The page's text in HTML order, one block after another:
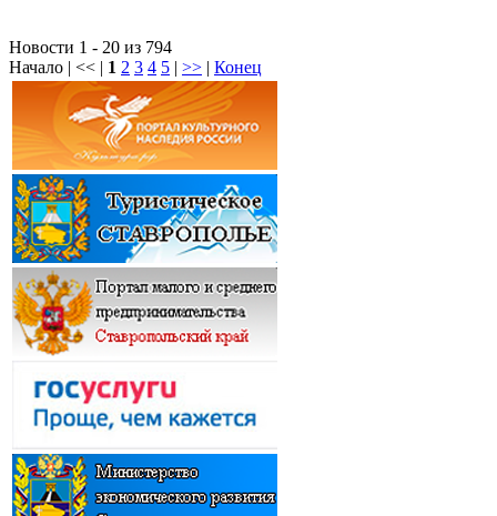
Новости 1 - 20 из 794
Начало | << | 1 2 3 4 5 | >> | Конец